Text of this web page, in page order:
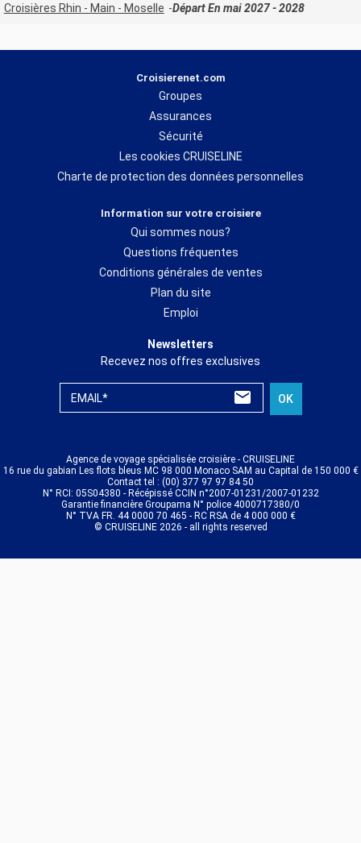
Croisières Rhin - Main - Moselle
Départ En mai 2027 - 2028
Croisierenet.com
Groupes
Assurances
Sécurité
Les cookies CRUISELINE
Charte de protection des données personnelles
Information sur votre croisiere
Qui sommes nous?
Questions fréquentes
Conditions générales de ventes
Plan du site
Emploi
Newsletters
Recevez nos offres exclusives
EMAIL* OK
Agence de voyage spécialisée croisière - CRUISELINE
16 rue du gabian Les flots bleus MC 98 000 Monaco SAM au Capital de 150 000 €
Contact tel : (00) 377 97 97 84 50
N° RCI: 05S04380 - Récépissé CCIN n°2007-01231/2007-01232
Garantie financière Groupama N° police 4000717380/0
N° TVA FR. 44 0000 70 465 - RC RSA de 4 000 000 €
© CRUISELINE 2026 - all rights reserved